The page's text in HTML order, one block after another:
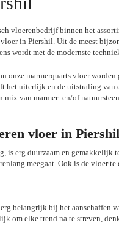
vloerenbedrijf binnen het
in Piershil. Uit de meest
wordt met de modernste
onze marmerquarts vloer
het uiterlijk en de uitstraling van
mix van marmer- en/of
vloer in Piershil
is erg duurzaam en
meegaat. Ook is de vloer
belangrijk bij het aanschaffen
om elke trend na te streven,